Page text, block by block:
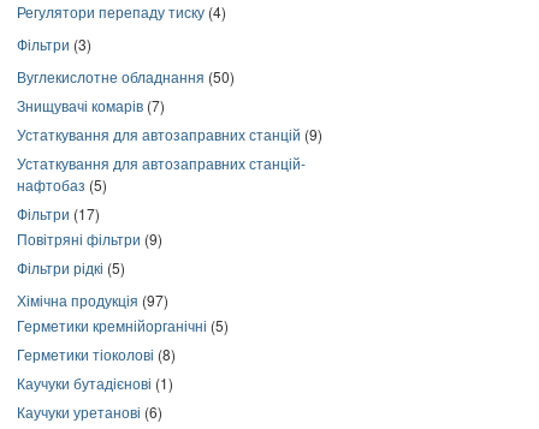
Регулятори перепаду тиску (4)
Фільтри (3)
Вуглекислотне обладнання (50)
Знищувачі комарів (7)
Устаткування для автозаправних станцій (9)
Устаткування для автозаправних станцій-
нафтобаз (5)
Фільтри (17)
Повітряні фільтри (9)
Фільтри рідкі (5)
Хімічна продукція (97)
Герметики кремнійорганічні (5)
Герметики тіоколові (8)
Каучуки бутадієнові (1)
Каучуки уретанові (6)